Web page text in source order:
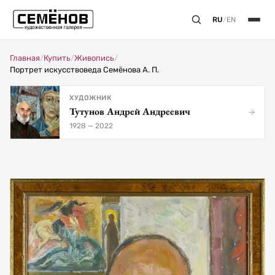
RU/EN
Главная/Купить/Живопись/
Портрет искусствоведа Семёнова А. П.
ХУДОЖНИК
Тутунов Андрей Андреевич
1928 — 2022